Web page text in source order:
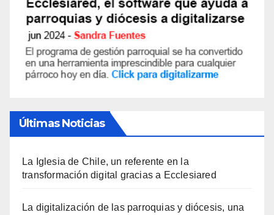
Últimas Noticias
La Iglesia de Chile, un referente en la
transformación digital gracias a Ecclesiared
La digitalización de las parroquias y diócesis, una